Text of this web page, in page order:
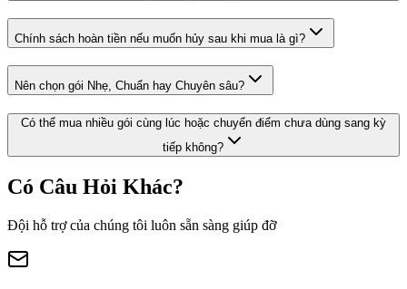
Chính sách hoàn tiền nếu muốn hủy sau khi mua là gì?
Nên chọn gói Nhẹ, Chuẩn hay Chuyên sâu?
Có thể mua nhiều gói cùng lúc hoặc chuyển điểm chưa dùng sang kỳ
tiếp không?
Có Câu Hỏi Khác?
Đội hỗ trợ của chúng tôi luôn sẵn sàng giúp đỡ